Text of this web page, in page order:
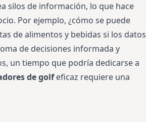
silos de información, lo que hace
Por ejemplo, ¿cómo se puede
de alimentos y bebidas si los datos
de decisiones informada y
un tiempo que podría dedicarse a
de golfeficaz requiere una